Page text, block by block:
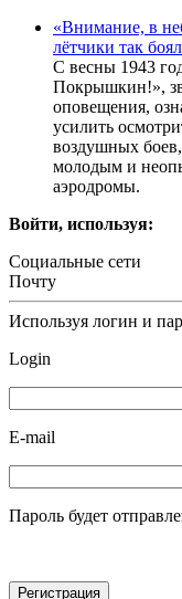
«Внимание, в
лётчики так
С весны 1943
Покрышкин!»,
оповещения,
усилить
воздушных
молодым и
аэродромы.
Войти, используя:
Социальные сети
Почту
Используя логин и
Login
E-mail
Пароль будет